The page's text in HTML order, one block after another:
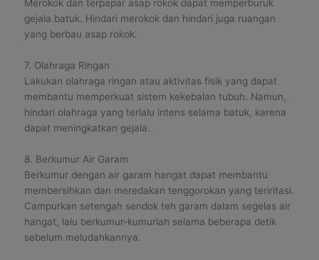
Merokok dan terpapar asap rokok dapat memperburuk
gejala batuk. Hindari merokok dan hindari juga ruangan
yang berbau asap rokok.
7. Olahraga Ringan
Lakukan olahraga ringan atau aktivitas fisik yang dapat
membantu memperkuat sistem kekebalan tubuh. Namun,
hindari olahraga yang terlalu intens selama batuk, karena
dapat meningkatkan gejala.
8. Berkumur Air Garam
Berkumur dengan air garam hangat dapat membantu
membersihkan dan meredakan tenggorokan yang teriritasi.
Campurkan setengah sendok teh garam dalam segelas air
hangat, lalu berkumur-kumurlah selama beberapa detik
sebelum meludahkannya.